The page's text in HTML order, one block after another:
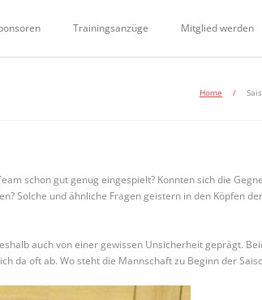
Trainingsanzüge Mitglied werden
Home /
schon gut genug eingespielt? Konnten sich die
Solche und ähnliche Fragen geistern in den Köpfen
auch von einer gewissen Unsicherheit geprägt.
da oft ab. Wo steht die Mannschaft zu Beginn der